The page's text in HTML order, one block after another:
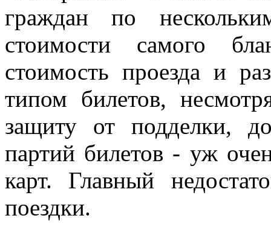
граждан по
стоимости самого
стоимость проезда и
типом билетов,
защиту от подделки,
партий билетов - уж
карт. Главный
поездки.